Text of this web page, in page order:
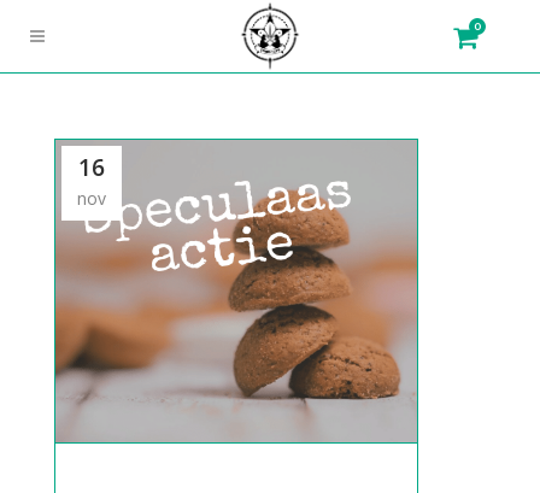
0
16
nov